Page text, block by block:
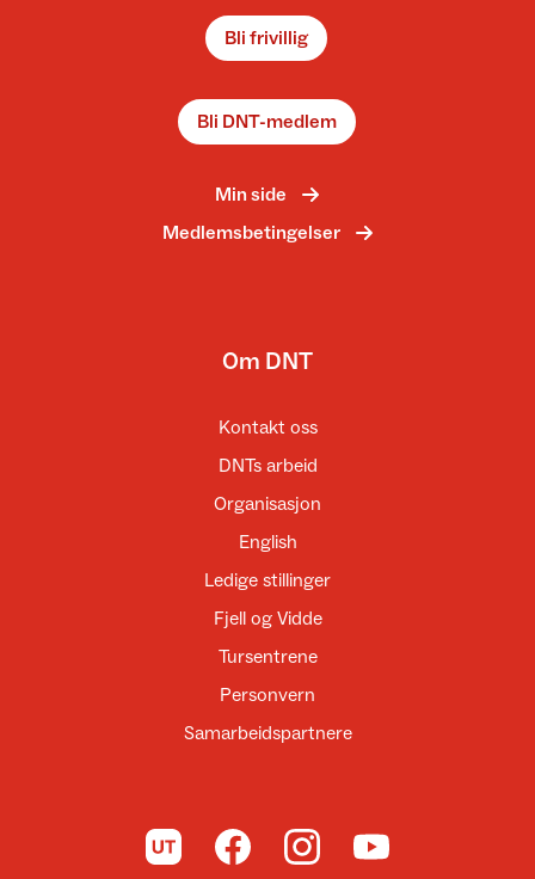
Bli frivillig
Bli DNT-medlem
Min side
Medlemsbetingelser
Om DNT
Kontakt oss
DNTs arbeid
Organisasjon
English
Ledige stillinger
Fjell og Vidde
Tursentrene
Personvern
Samarbeidspartnere
Til UT.no Til DNT på Facebook
Til DNT på Instagram
Til DNT på YouTube